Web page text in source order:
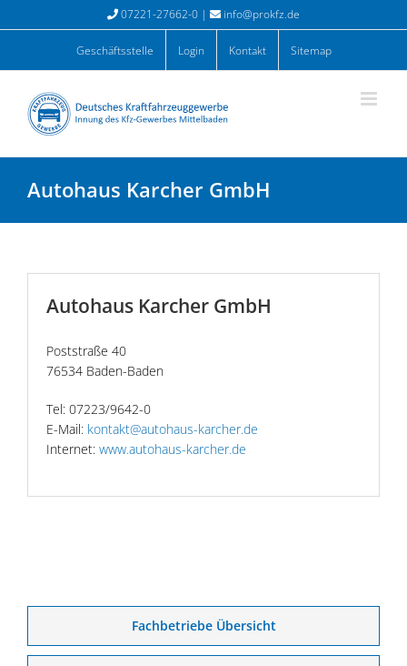
Inhalt
07221-27662-0 | info@prokfz.de
Geschäftsstelle Login Kontakt Sitemap
Autohaus Karcher GmbH
Autohaus Karcher GmbH
Poststraße 40
76534 Baden-Baden
Tel: 07223/9642-0
E-Mail: kontakt@autohaus-karcher.de
Internet: www.autohaus-karcher.de
Fachbetriebe Übersicht